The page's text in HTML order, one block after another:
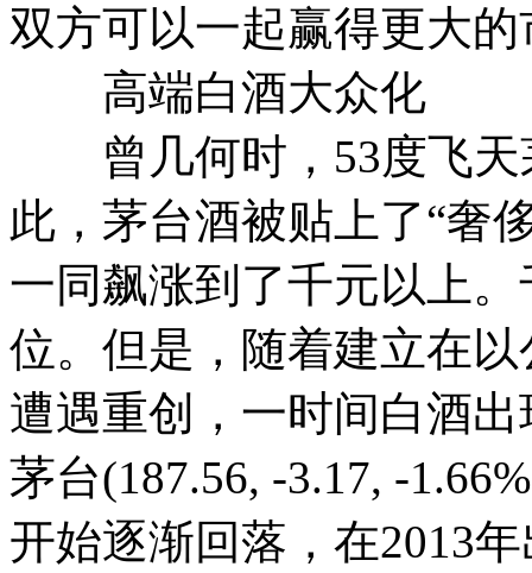
双方可以一起赢得更大的
高端白酒大众化
曾几何时，53度飞天
此，茅台酒被贴上了“奢
一同飙涨到了千元以上
位。但是，随着建立在
遭遇重创，一时间白酒
茅台(187.56, -3.17, -
开始逐渐回落，在2013